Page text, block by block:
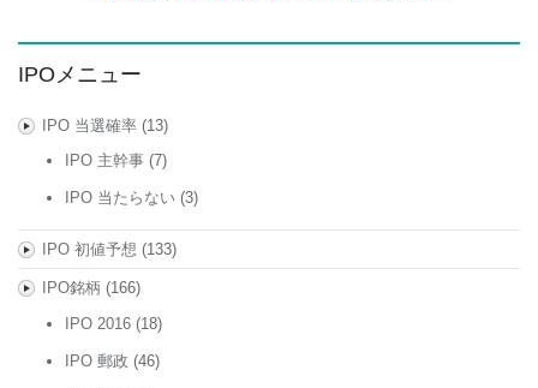
IPOメニュー
IPO 当選確率(13)
IPO 主幹事 (7)
IPO 当たらない (3)
IPO 初値予想 (133)
IPO銘柄 (166)
IPO 2016 (18)
IPO 郵政 (46)